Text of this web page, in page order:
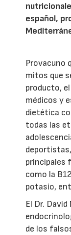
español,
Provacuno
mitos que
producto,
médicos y
dietética
todas las
principales
como la
potasio,
El Dr.
de los